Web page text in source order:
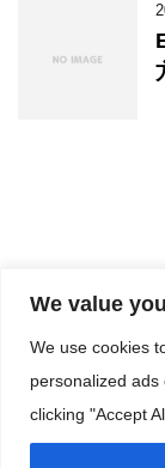
We value
We use cookies
personalized
clicking "Accept
自社サービス紹
シー
愛知県名古屋市のホ